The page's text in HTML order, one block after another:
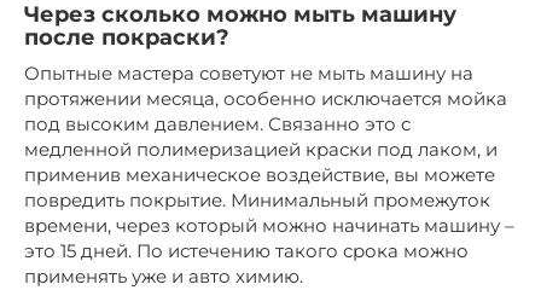
Через сколько можно мыть машину
после покраски?
Опытные мастера советуют не мыть машину на
протяжении месяца, особенно исключается мойка
под высоким давлением. Связанно это с
медленной полимеризацией краски под лаком, и
применив механическое воздействие, вы можете
повредить покрытие. Минимальный промежуток
времени, через который можно начинать машину –
это 15 дней. По истечению такого срока можно
применять уже и авто химию.